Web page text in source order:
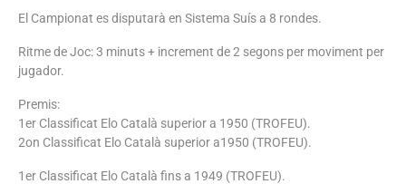
El Campionat es disputarà en Sistema Suís a 8 rondes.
Ritme de Joc: 3 minuts + increment de 2 segons per moviment per
jugador.
Premis:
1er Classificat Elo Català superior a 1950 (TROFEU).
2on Classificat Elo Català superior a1950 (TROFEU).
1er Classificat Elo Català fins a 1949 (TROFEU).